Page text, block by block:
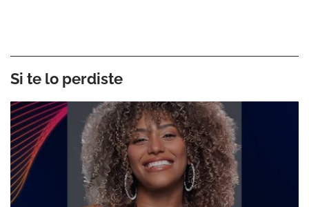
Si te lo perdiste